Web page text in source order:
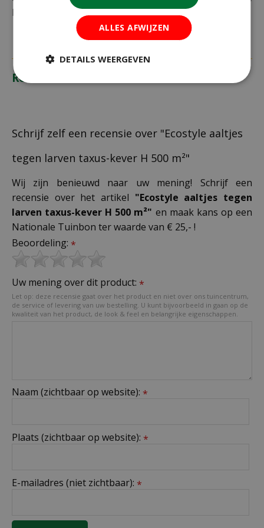
bestelling plaatst.
Recensies
Schrijf zelf een recensie over "Ecostyle aaltjes
tegen larven taxus-kever H 500 m²"
Wij zijn benieuwd naar uw mening! Schrijf een
recensie over het artikel "Ecostyle aaltjes tegen
larven taxus-kever H 500 m²" en maak kans op een
Nationale Tuinbon ter waarde van € 25,- !
Beoordeling: *
Uw mening over dit product: *
Let op: deze recensie gaat over het product en niet over ons tuincentrum,
de service of levering van uw bestelling. U kunt bijvoorbeeld in gaan op de
kwaliteit van het product, de look & feel en belangrijke eigenschappen.
Naam (zichtbaar op website): *
Plaats (zichtbaar op website): *
E-mailadres (niet zichtbaar): *
ALLES AFWIJZEN
DETAILS WEERGEVEN